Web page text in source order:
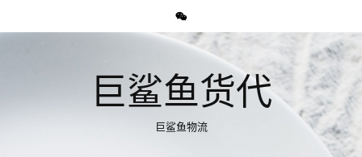
巨鲨鱼货代
巨鲨鱼物流